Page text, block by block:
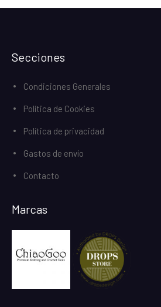
Secciones
Condiciones Generales
Política de Cookies
Política de privacidad
Gastos de envío
Contacto
Marcas